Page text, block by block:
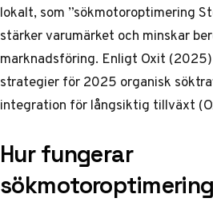
lokalt, som ”sökmotoroptimering
stärker varumärket och minskar
marknadsföring. Enligt Oxit
strategier för 2025 organisk
integration för långsiktig tillväxt (
Hur fungerar